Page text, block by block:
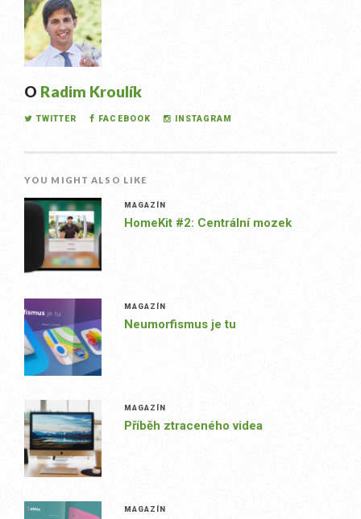
O Radim Kroulík
TWITTER FACEBOOK INSTAGRAM
YOU MIGHT ALSO LIKE
MAGAZÍN
HomeKit #2: Centrální mozek
MAGAZÍN
Neumorfismus je tu
MAGAZÍN
Příběh ztraceného videa
MAGAZÍN